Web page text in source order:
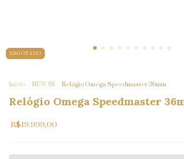
ESGOTADO
Início . NEW IN . Relógio Omega Speedmaster 36mm
Relógio Omega Speedmaster
R$19.999,00